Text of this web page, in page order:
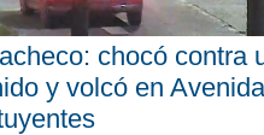
chocó contra
y volcó en